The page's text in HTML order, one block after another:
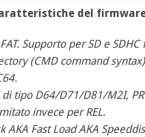
del firmware
Supporto per SD e SDHC
(CMD command
tipo D64/D71/D81/M2I,
invece per REL.
AKA Fast Load AKA